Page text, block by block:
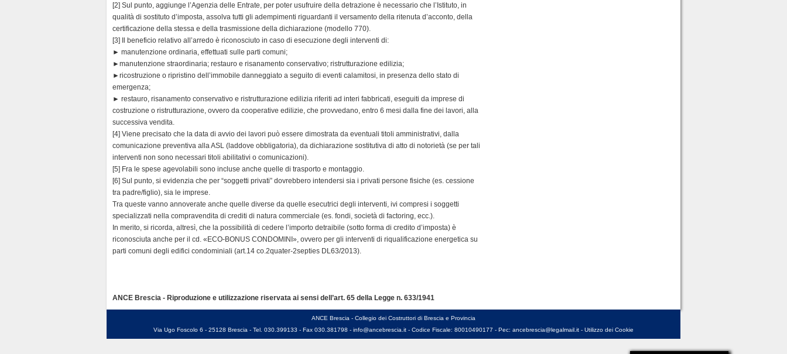
[2] Sul punto, aggiunge l’Agenzia delle Entrate, per poter usufruire della detrazione è necessario che l’Istituto, in
qualità di sostituto d’imposta, assolva tutti gli adempimenti riguardanti il versamento della ritenuta d’acconto, della
certificazione della stessa e della trasmissione della dichiarazione (modello 770).
[3] Il beneficio relativo all’arredo è riconosciuto in caso di esecuzione degli interventi di:
► manutenzione ordinaria, effettuati sulle parti comuni;
►manutenzione straordinaria; restauro e risanamento conservativo; ristrutturazione edilizia;
►ricostruzione o ripristino dell’immobile danneggiato a seguito di eventi calamitosi, in presenza dello stato di
emergenza;
► restauro, risanamento conservativo e ristrutturazione edilizia riferiti ad interi fabbricati, eseguiti da imprese di
costruzione o ristrutturazione, ovvero da cooperative edilizie, che provvedano, entro 6 mesi dalla fine dei lavori, alla
successiva vendita.
[4] Viene precisato che la data di avvio dei lavori può essere dimostrata da eventuali titoli amministrativi, dalla
comunicazione preventiva alla ASL (laddove obbligatoria), da dichiarazione sostitutiva di atto di notorietà (se per tali
interventi non sono necessari titoli abilitativi o comunicazioni).
[5] Fra le spese agevolabili sono incluse anche quelle di trasporto e montaggio.
[6] Sul punto, si evidenzia che per “soggetti privati” dovrebbero intendersi sia i privati persone fisiche (es. cessione
tra padre/figlio), sia le imprese.
Tra queste vanno annoverate anche quelle diverse da quelle esecutrici degli interventi, ivi compresi i soggetti
specializzati nella compravendita di crediti di natura commerciale (es. fondi, società di factoring, ecc.).
In merito, si ricorda, altresì, che la possibilità di cedere l’importo detraibile (sotto forma di credito d’imposta) è
riconosciuta anche per il cd. «ECO-BONUS CONDOMINI», ovvero per gli interventi di riqualificazione energetica su
parti comuni degli edifici condominiali (art.14 co.2quater-2septies DL63/2013).
ANCE Brescia - Riproduzione e utilizzazione riservata ai sensi dell’art. 65 della Legge n. 633/1941
ANCE Brescia - Collegio dei Costruttori di Brescia e Provincia
Via Ugo Foscolo 6 - 25128 Brescia - Tel. 030.399133 - Fax 030.381798 - info@ancebrescia.it - Codice Fiscale: 80010490177 - Pec: ancebrescia@legalmail.it - Utilizzo dei Cookie